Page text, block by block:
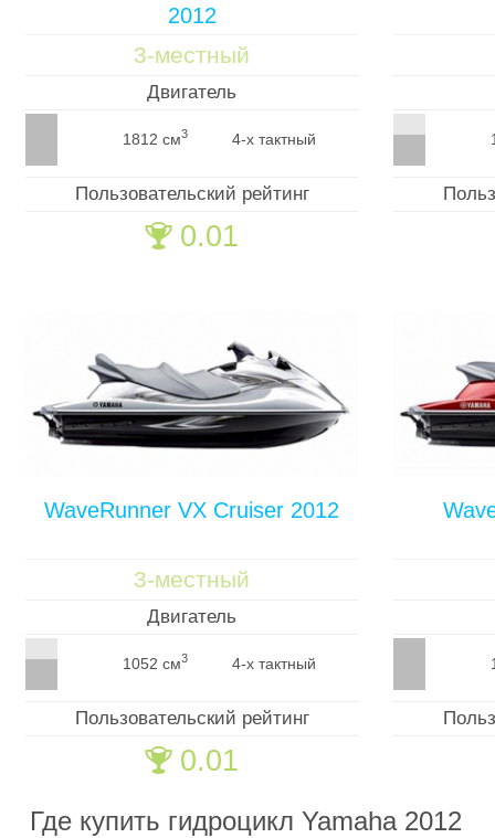
2012
3-местный
Двигатель
1812 см3 4-х тактный
Пользовательский рейтинг
🏆 0.01
WaveRunner VX Cruiser 2012
3-местный
Двигатель
1052 см3 4-х тактный
Пользовательский рейтинг
🏆 0.01
Где купить гидроцикл Yamaha 2012